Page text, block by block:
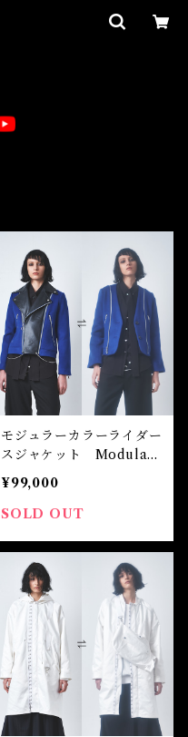
モジュラーカラーライダー
スジャケット Modular
Collar Rider Jacket
¥99,000
SOLD OUT